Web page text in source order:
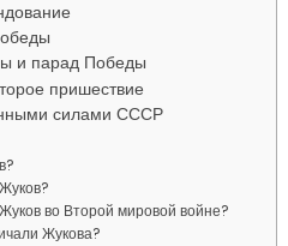
и парад Победы
пришествие
силами СССР
во Второй мировой войне?
Жукова?